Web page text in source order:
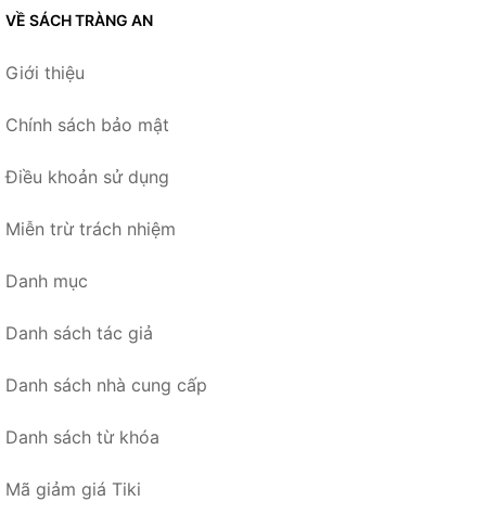
VỀ SÁCH TRÀNG AN
Giới thiệu
Chính sách bảo mật
Điều khoản sử dụng
Miễn trừ trách nhiệm
Danh mục
Danh sách tác giả
Danh sách nhà cung cấp
Danh sách từ khóa
Mã giảm giá Tiki